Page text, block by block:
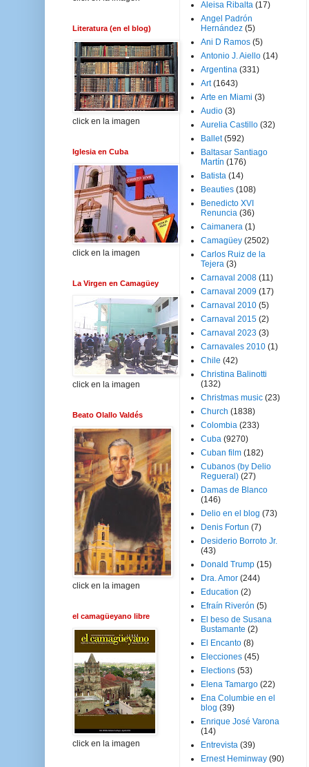
Literatura (en el blog)
click en la imagen
Iglesia en Cuba
click en la imagen
La Virgen en Camagüey
click en la imagen
Beato Olallo Valdés
click en la imagen
el camagüeyano libre
click en la imagen
Aleisa Ribalta (17)
Angel Padrón
Hernández (5)
Ani D Ramos (5)
Antonio J. Aiello (14)
Argentina (331)
Art (1643)
Arte en Miami (3)
Audio (3)
Aurelia Castillo (32)
Ballet (592)
Baltasar Santiago
Martín (176)
Batista (14)
Beauties (108)
Benedicto XVI
Renuncia (36)
Caimanera (1)
Camagüey (2502)
Carlos Ruiz de la
Tejera (3)
Carnaval 2008 (11)
Carnaval 2009 (17)
Carnaval 2010 (5)
Carnaval 2015 (2)
Carnaval 2023 (3)
Carnavales 2010 (1)
Chile (42)
Christina Balinotti
(132)
Christmas music (23)
Church (1838)
Colombia (233)
Cuba (9270)
Cuban film (182)
Cubanos (by Delio
Regueral) (27)
Damas de Blanco
(146)
Delio en el blog (73)
Denis Fortun (7)
Desiderio Borroto Jr.
(43)
Donald Trump (15)
Dra. Amor (244)
Education (2)
Efraín Riverón (5)
El beso de Susana
Bustamante (2)
El Encanto (8)
Elecciones (45)
Elections (53)
Elena Tamargo (22)
Ena Columbie en el
blog (39)
Enrique José Varona
(14)
Entrevista (39)
Ernest Heminway (90)